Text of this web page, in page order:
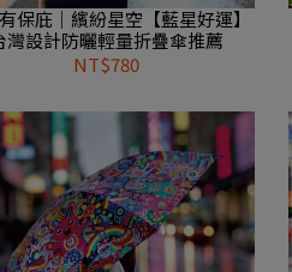
保庇｜繽紛星空【藍星好運】
灣設計防曬輕量折疊傘推薦
NT$780